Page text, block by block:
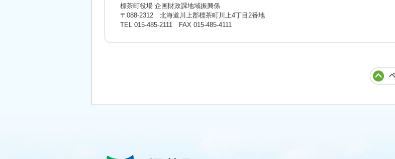
標茶町役場 企画財政課地域振興係
〒088-2312 北海道川上郡標茶町川上4丁目2番地
TEL 015-485-2111 FAX 015-485-4111